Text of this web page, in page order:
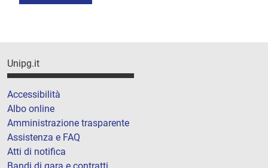
Unipg.it
Accessibilità
Albo online
Amministrazione trasparente
Assistenza e FAQ
Atti di notifica
Bandi di gara e contratti